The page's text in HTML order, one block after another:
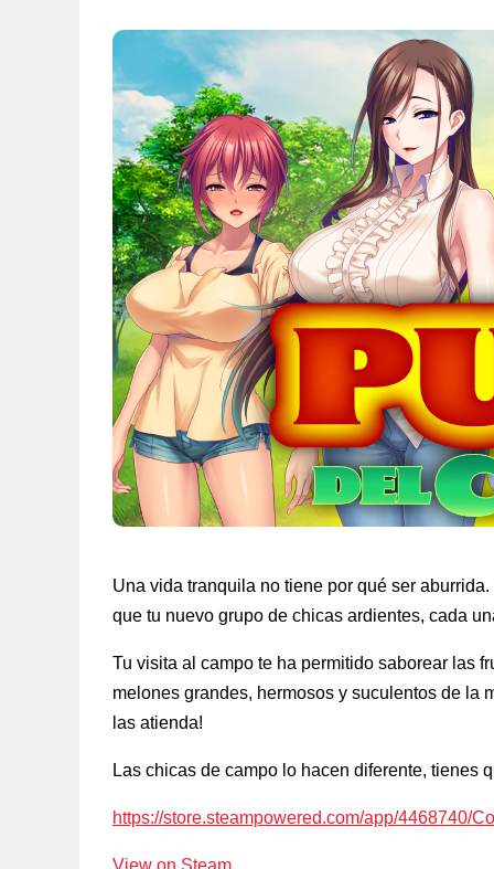
Una vida tranquila no tiene por qué ser
que tu nuevo grupo de chicas ardientes, cada
Tu visita al campo te ha permitido saborear las
melones grandes, hermosos y suculentos de la
las atienda!
Las chicas de campo lo hacen diferente, tienes
https://store.steampowered.com/app/4468740/
View on Steam